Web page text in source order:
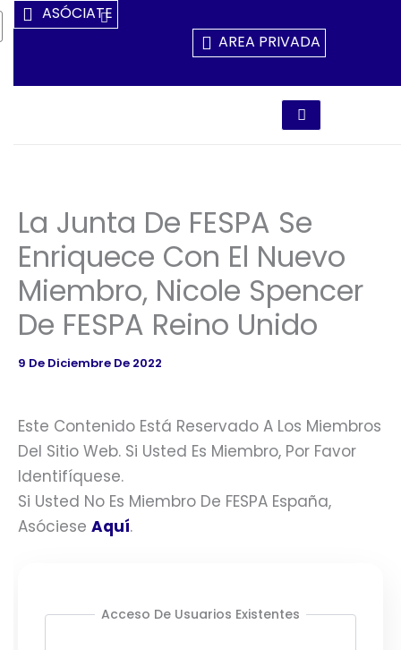
Ir
Al
ASÓCIATE
AREA PRIVADA
La Junta De FESPA Se
Enriquece Con El Nuevo
Miembro, Nicole Spencer
De FESPA Reino Unido
9 De Diciembre De 2022
Este Contenido Está Reservado A Los Miembros
Del Sitio Web. Si Usted Es Miembro, Por Favor
Identifíquese.
Si Usted No Es Miembro De FESPA España,
Asóciese Aquí.
Acceso De Usuarios Existentes